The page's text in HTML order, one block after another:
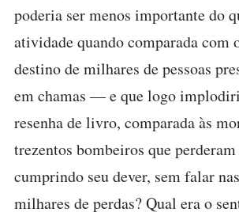
poderia ser menos importante do
atividade quando comparada com
destino de milhares de pessoas
em chamas — e que logo
resenha de livro, comparada às
trezentos bombeiros que
cumprindo seu dever, sem falar
milhares de perdas? Qual era o